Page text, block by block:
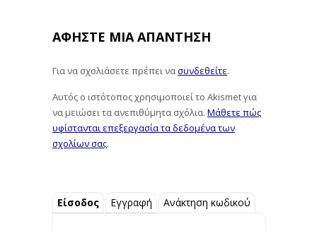
ΑΦΉΣΤΕ ΜΙΑ ΑΠΆΝΤΗΣΗ
Για να σχολιάσετε πρέπει νασυνδεθείτε.
Αυτός ο ιστότοπος χρησιμοποιεί το Akismet για
να μειώσει τα ανεπιθύμητα σχόλια. Μάθετε πώς
υφίστανται επεξεργασία τα δεδομένα των
σχολίων σας.
Είσοδος Εγγραφή Ανάκτηση κωδικού